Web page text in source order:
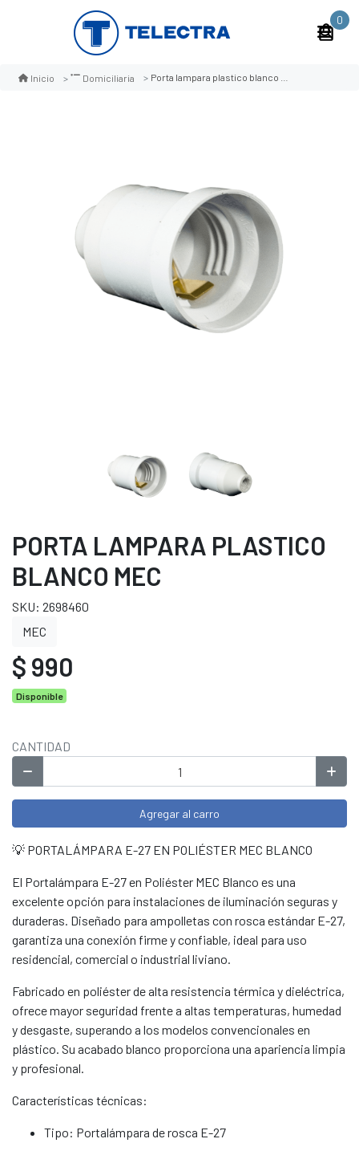
0
Inicio Domiciliaria Porta lampara plastico blanco mec
PORTA LAMPARA PLASTICO
BLANCO MEC
SKU: 2698460
MEC
$ 990
Disponible
CANTIDAD
Agregar al carro
💡 PORTALÁMPARA E-27 EN POLIÉSTER MEC BLANCO
El Portalámpara E-27 en Poliéster MEC Blanco es una
excelente opción para instalaciones de iluminación seguras y
duraderas. Diseñado para ampolletas con rosca estándar E-27,
garantiza una conexión firme y confiable, ideal para uso
residencial, comercial o industrial liviano.
Fabricado en poliéster de alta resistencia térmica y dieléctrica,
ofrece mayor seguridad frente a altas temperaturas, humedad
y desgaste, superando a los modelos convencionales en
plástico. Su acabado blanco proporciona una apariencia limpia
y profesional.
Características técnicas:
Tipo: Portalámpara de rosca E-27